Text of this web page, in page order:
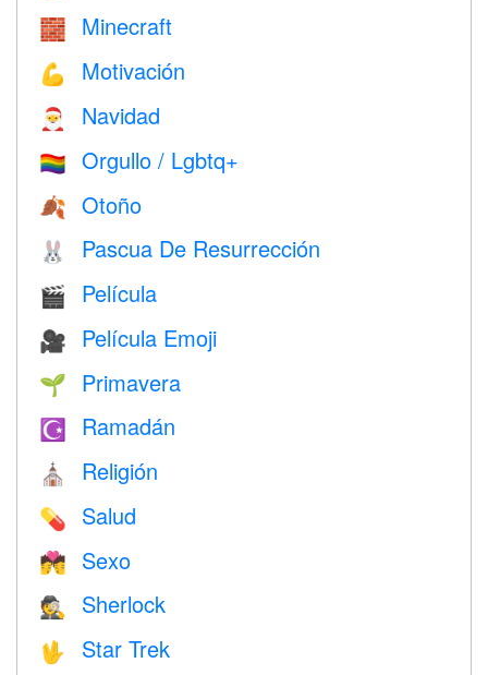
🧱 Minecraft
💪 Motivación
🎅 Navidad
🏳️‍🌈 Orgullo / Lgbtq+
🍂 Otoño
🐰 Pascua De Resurrección
🎬 Película
🎥 Película Emoji
🌱 Primavera
☪️ Ramadán
⛪️ Religión
💊 Salud
💏 Sexo
🕵️ Sherlock
🖖 Star Trek